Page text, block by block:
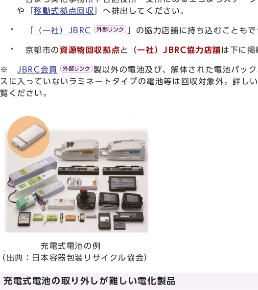
や「移動式拠点回収 」へ排出してください。
（一社）JBRC 」の協力店舗に持ち込むことも
京都市の資源物回収拠点と （一社）JBRC協力店舗は下に掲
※ JBRC会員
製以外の電池及び、解体された電池パッ
スに入っていないラミネートタイプの電池等は回収対象外。詳し
覧ください。
充電式電池の例
（出典：日本容器包装リサイクル協会）
充電式電池の取り外しが難しい電化製品